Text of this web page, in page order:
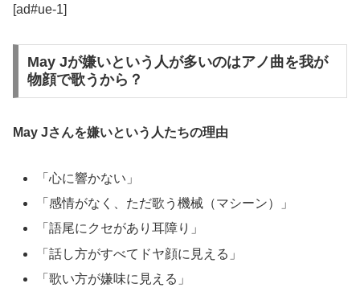
[ad#ue-1]
May Jが嫌いという人が多いのはアノ曲を我が
物顔で歌うから？
May Jさんを嫌いという人たちの理由
「心に響かない」
「感情がなく、ただ歌う機械（マシーン）」
「語尾にクセがあり耳障り」
「話し方がすべてドヤ顔に見える」
「歌い方が嫌味に見える」